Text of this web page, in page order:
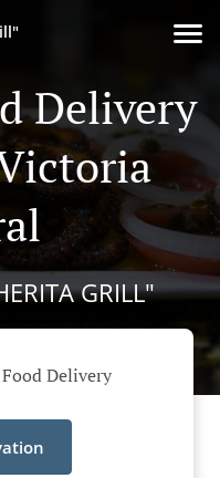
Delivery
GRILL"
Delivery